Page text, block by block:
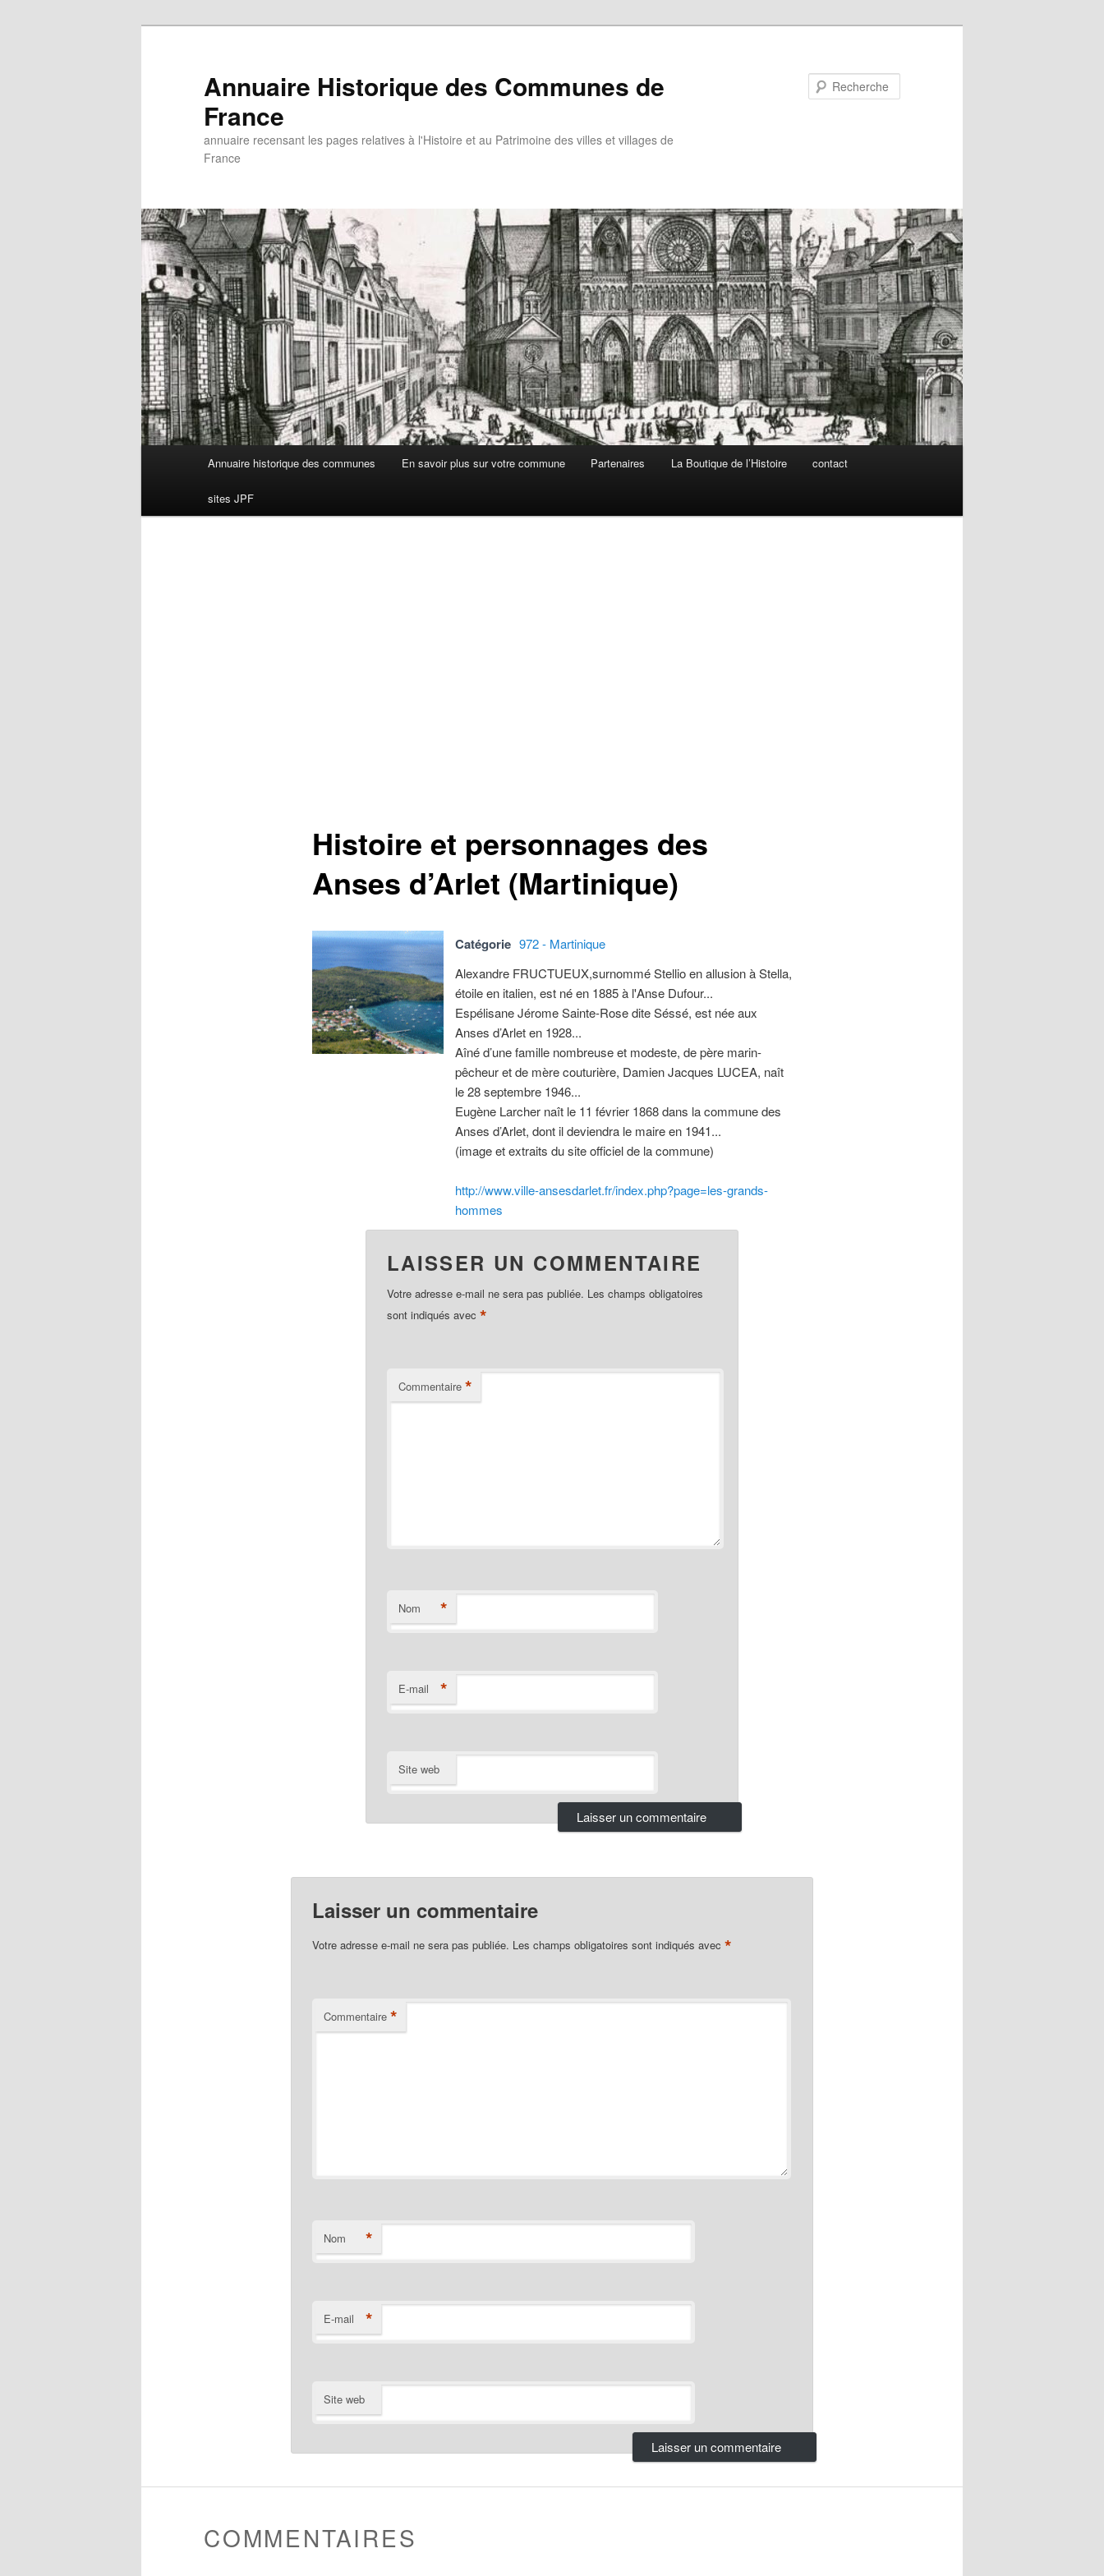
Annuaire Historique des Communes de
France
annuaire recensant les pages relatives à l'Histoire et au Patrimoine des villes et villages de
France
principal
Annuaire historique des communes En savoir plus sur votre commune Partenaires La Boutique de l’Histoire contact
sites JPF
Histoire et personnages des
Anses d’Arlet (Martinique)
Catégorie 972 - Martinique
Alexandre FRUCTUEUX,surnommé Stellio en allusion à Stella,
étoile en italien, est né en 1885 à l'Anse Dufour...
Espélisane Jérome Sainte-Rose dite Séssé, est née aux
Anses d’Arlet en 1928...
Aîné d’une famille nombreuse et modeste, de père marin-
pêcheur et de mère couturière, Damien Jacques LUCEA, naît
le 28 septembre 1946...
Eugène Larcher naît le 11 février 1868 dans la commune des
Anses d’Arlet, dont il deviendra le maire en 1941...
(image et extraits du site officiel de la commune)
http://www.ville-ansesdarlet.fr/index.php?page=les-grands-
hommes
LAISSER UN COMMENTAIRE
Votre adresse e-mail ne sera pas publiée. Les champs obligatoires
sont indiqués avec *
Commentaire *
Nom *
E-mail *
Site web
Laisser un commentaire
Votre adresse e-mail ne sera pas publiée. Les champs obligatoires sont indiqués avec *
Commentaire *
Nom *
E-mail *
Site web
COMMENTAIRES